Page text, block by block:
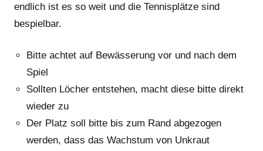
endlich ist es so weit und die Tennisplätze sind
bespielbar.
Bitte achtet auf Bewässerung vor und nach dem
Spiel
Sollten Löcher entstehen, macht diese bitte direkt
wieder zu
Der Platz soll bitte bis zum Rand abgezogen
werden, dass das Wachstum von Unkraut